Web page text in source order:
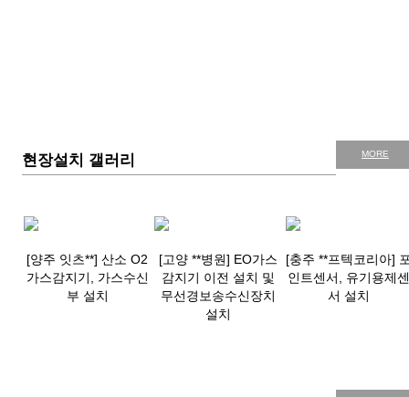
현장설치 갤러리 MORE
[양주 잇츠**] 산소 O2
가스감지기, 가스수신
부 설치
[고양 **병원] EO가스
감지기 이전 설치 및
무선경보송수신장치
설치
[충주 **프텍코리아]
인트센서, 유기용제
서 설치